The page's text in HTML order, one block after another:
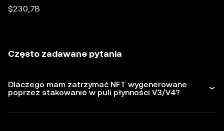
$230,7B
Często zadawane pytania
Dlaczego mam zatrzymać NFT wygenerowane
poprzez stakowanie w puli płynności V3/V4?